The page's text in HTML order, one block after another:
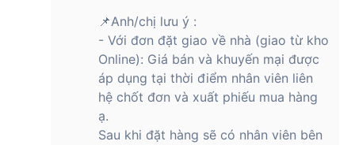
Thời lượng pin ấn tượng của đồng hồ thông
minh Xiaomi Redmi Watch 5 Active
Một yếu tố quan trọng mà nhiều người dùng quan tâm chính
là thời lượng pin. Với Xiaomi Redmi Watch 5 Active, bạn sẽ
không phải lo lắng về việc sạc pin quá thường xuyên. Đồng
hồ có thể sử dụng hơn 15 ngày chỉ với một lần sạc, giúp bạn
📌Anh/chị lưu ý :
- Với đơn đặt giao về nhà (giao từ kho
Online): Giá bán và khuyến mại được
áp dụng tại thời điểm nhân viên liên
hệ chốt đơn và xuất phiếu mua hàng
ạ.
Sau khi đặt hàng sẽ có nhân viên bên